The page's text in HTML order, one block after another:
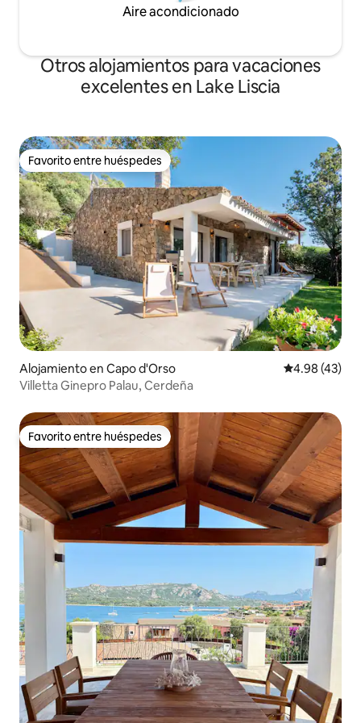
Aire acondicionado
Otros alojamientos para vacaciones
excelentes en Lake Liscia
Favorito entre huéspedes
Favorito entre huéspedes
Alojamiento en Capo d'Orso Calificación
4.98 (43)
Villetta Ginepro Palau, Cerdeña
Favorito entre huéspedes
Favorito entre huéspedes